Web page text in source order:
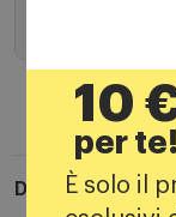
Descrizione
10
per
È solo il